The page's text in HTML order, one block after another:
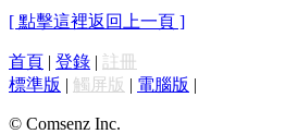
[ 點擊這裡返回上一頁 ]
首頁 | 登錄 | 註冊
標準版 | 觸屏版 | 電腦版 |
© Comsenz Inc.